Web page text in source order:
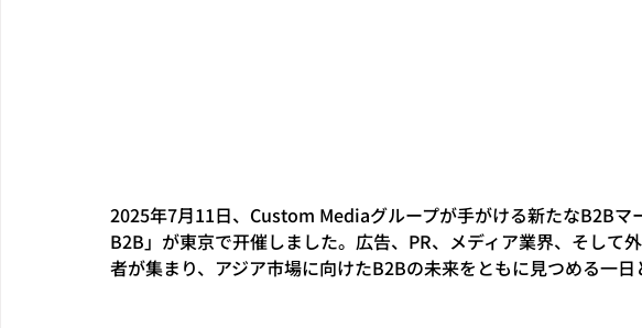
2025年7月11日、Custom Mediaグループが手がける新たなB2Bマ
B2B」が東京で开催しました。広告、PR、メディア業界、そして
者が集まり、アジア市場に向けたB2Bの未来をともに見つめる一日